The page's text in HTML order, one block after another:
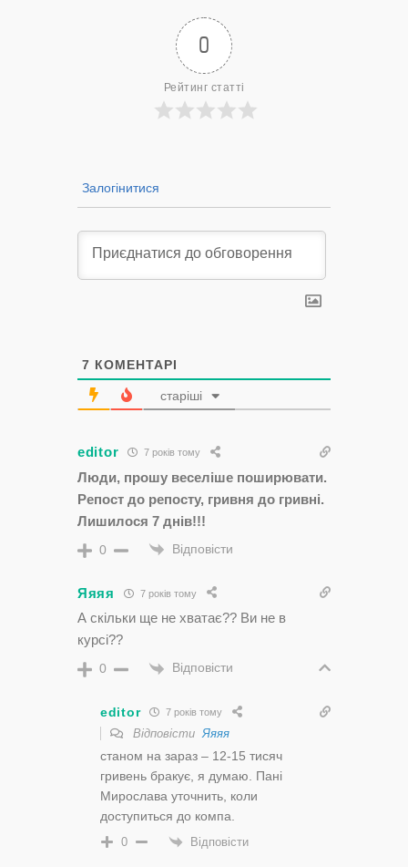
0
Рейтинг статті
Залогінитися
7 КОМЕНТАРІ
старіші
editor 7 років тому
Люди, прошу веселіше поширювати.
Репост до репосту, гривня до гривні.
Лишилося 7 днів!!!
0 Відповісти
Яяяя 7 років тому
А скільки ще не хватає?? Ви не в
курсі??
0 Відповісти
editor 7 років тому
Відповісти Яяяя
станом на зараз – 12-15 тисяч
гривень бракує, я думаю. Пані
Мирослава уточнить, коли
доступиться до компа.
0 Відповісти